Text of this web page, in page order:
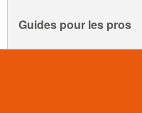
Guides pour les pros